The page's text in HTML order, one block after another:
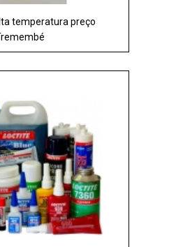
temperatura preço